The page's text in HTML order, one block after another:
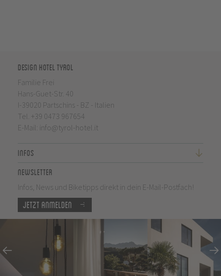
Design Hotel Tyrol
Familie Frei
Hans-Guet-Str. 40
I-39020 Partschins - BZ - Italien
Tel. +39 0473 967654
E-Mail: info@tyrol-hotel.it
Infos
Newsletter
Infos, News und Biketipps direkt in dein E-Mail-Postfach!
Jetzt anmelden